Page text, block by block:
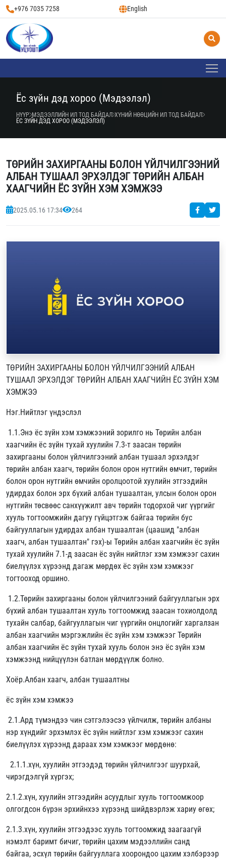
+976 7035 7258 English
Ёс зүйн дэд хороо (Мэдээлэл)
НҮҮР МЭДЭЭЛЛИЙН ИЛ ТОД БАЙДАЛ ХҮНИЙ НӨӨЦИЙН ИЛ ТОД БАЙДАЛ
ЁС ЗҮЙН ДЭД ХОРОО (МЭДЭЭЛЭЛ)
ТӨРИЙН ЗАХИРГААНЫ БОЛОН ҮЙЛЧИЛГЭЭНИЙ
АЛБАН ТУШААЛ ЭРХЭЛДЭГ ТӨРИЙН АЛБАН
ХААГЧИЙН ЁС ЗҮЙН ХЭМ ХЭМЖЭЭ
2025.05.16 17:34 264
ТӨРИЙН ЗАХИРГААНЫ БОЛОН ҮЙЛЧИЛГЭЭНИЙ АЛБАН
ТУШААЛ ЭРХЭЛДЭГ ТӨРИЙН АЛБАН ХААГЧИЙН ЁС ЗҮЙН ХЭМ
ХЭМЖЭЭ
Нэг.Нийтлэг үндэслэл
1.1.Энэ ёс зүйн хэм хэмжээний зорилго нь Төрийн албан
хаагчийн ёс зүйн тухай хуулийн 7.3-т заасан төрийн
захиргааны болон үйлчилгээний албан тушаал эрхэлдэг
төрийн албан хаагч, төрийн болон орон нутгийн өмчит, төрийн
болон орон нутгийн өмчийн оролцоотой хуулийн этгээдийн
удирдах болон эрх бүхий албан тушаалтан, улсын болон орон
нутгийн төсвөөс санхүүжилт авч төрийн тодорхой чиг үүргийг
хууль тогтоомжийн дагуу гүйцэтгэж байгаа төрийн бус
байгууллагын удирдах албан тушаалтан (цаашид "албан
хаагч, албан тушаалтан" гэх)-ы Төрийн албан хаагчийн ёс зүйн
тухай хуулийн 7.1-д заасан ёс зүйн нийтлэг хэм хэмжээг сахин
биелүүлэх хүрээнд дагаж мөрдөх ёс зүйн хэм хэмжээг
тогтооход оршино.
1.2.Төрийн захиргааны болон үйлчилгээний байгууллагын эрх
бүхий албан тушаалтан хууль тогтоомжид заасан тохиолдолд
тухайн салбар, байгууллагын чиг үүргийн онцлогийг харгалзан
албан хаагчийн мэргэжлийн ёс зүйн хэм хэмжээг Төрийн
албан хаагчийн ёс зүйн тухай хууль болон энэ ёс зүйн хэм
хэмжээнд нийцүүлэн батлан мөрдүүлж болно.
Хоёр.Албан хаагч, албан тушаалтны
ёс зүйн хэм хэмжээ
2.1.Ард түмэндээ чин сэтгэлээсээ үйлчилж, төрийн албаны
нэр хүндийг эрхэмлэх ёс зүйн нийтлэг хэм хэмжээг сахин
биелүүлэх хүрээнд дараах хэм хэмжээг мөрдөнө:
2.1.1.хүн, хуулийн этгээдэд төрийн үйлчилгээг шуурхай,
чирэгдэлгүй хүргэх;
2.1.2.хүн, хуулийн этгээдийн асуудлыг хууль тогтоомжоор
олгогдсон бүрэн эрхийнхээ хүрээнд шийдвэрлэж хариу өгөх;
2.1.3.хүн, хуулийн этгээдээс хууль тогтоомжид заагаагүй
нэмэлт баримт бичиг, төрийн цахим мэдээллийн санд
байгаа, эсхүл төрийн байгууллага хоорондоо цахим хэлбэрээр